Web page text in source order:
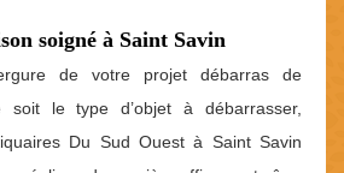
soigné à Saint Savin
de votre projet débarras de
soit le type d’objet à débarrasser,
Du Sud Ouest à Saint Savin